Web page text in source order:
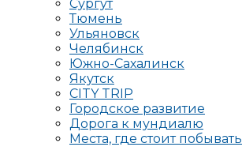
Сургут
Тюмень
Ульяновск
Челябинск
Южно-Сахалинск
Якутск
CITY TRIP
Городское развитие
Дорога к мундиалю
Места, где стоит побывать